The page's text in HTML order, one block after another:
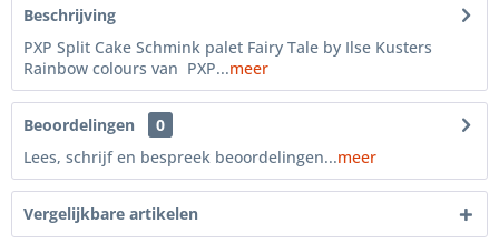
Beschrijving
PXP Split Cake Schmink palet Fairy Tale by Ilse Kusters
Rainbow colours van PXP...meer
Beoordelingen
0
Lees, schrijf en bespreek beoordelingen...meer
Vergelijkbare artikelen